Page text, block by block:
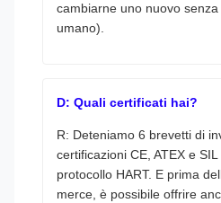
cambiarne uno nuovo
umano).
D: Quali certificati hai?
R: Deteniamo 6 brevetti di
certificazioni CE, ATEX e
protocollo HART. E prima
merce, è possibile offrire